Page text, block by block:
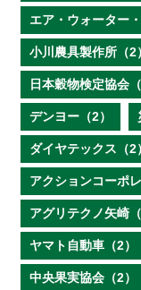
エア・ウォーター
小川農具製作所（2
日本穀物検定協会（
デンヨー（2）
ダイヤテックス（2
アクションコーポ
アグリテクノ矢崎（
ヤマト自動車（2）
中央果実協会（2）